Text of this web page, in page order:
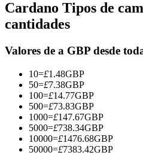
Conviértete en un Trader de
Disfruta del reparto de
Cardano Tipos de
cantidades
Valores de a GBP desde
10=£1.48GBP
50=£7.38GBP
100=£14.77GBP
500=£73.83GBP
1000=£147.67GBP
5000=£738.34GBP
10000=£1476.68GBP
50000=£7383.42GBP